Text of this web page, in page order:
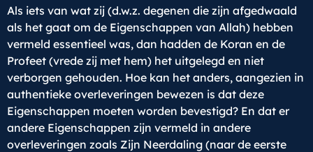
Als iets van wat zij (d.w.z. degenen die zijn afgedwaald
als het gaat om de Eigenschappen van Allah) hebben
vermeld essentieel was, dan hadden de Koran en de
Profeet (vrede zij met hem) het uitgelegd en niet
verborgen gehouden. Hoe kan het anders, aangezien in
authentieke overleveringen bewezen is dat deze
Eigenschappen moeten worden bevestigd? En dat er
andere Eigenschappen zijn vermeld in andere
overleveringen zoals Zijn Neerdaling (naar de eerste